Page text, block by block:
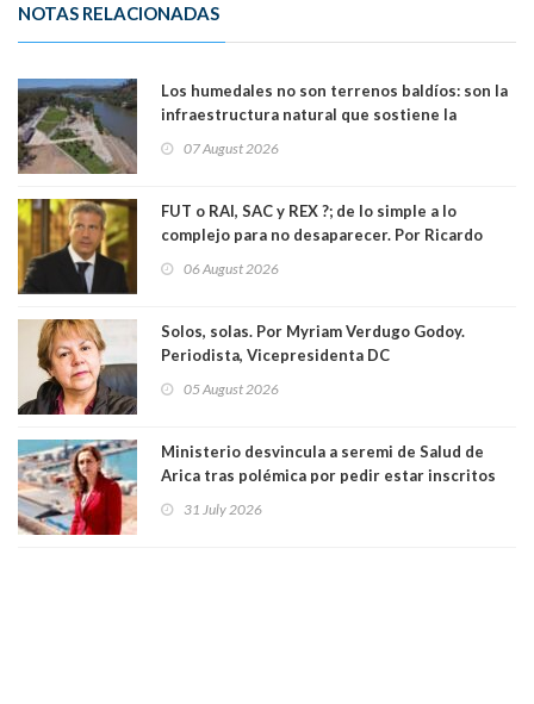
NOTAS RELACIONADAS
Los humedales no son terrenos baldíos: son la
infraestructura natural que sostiene la
07 August 2026
FUT o RAI, SAC y REX ?; de lo simple a lo
complejo para no desaparecer. Por Ricardo
06 August 2026
Solos, solas. Por Myriam Verdugo Godoy.
Periodista, Vicepresidenta DC
05 August 2026
Ministerio desvincula a seremi de Salud de
Arica tras polémica por pedir estar inscritos
Ya son 29 seremis despedidos desde el 11 de
31 July 2026